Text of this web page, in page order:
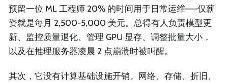
预留一位 ML 工程师 20% 的时间用于日常运维——仅薪
资就是每月 2,500-5,000 美元。总得有人负责模型更
新、监控质量退化、管理 GPU 显存、调整批量大小，
以及在推理服务器凌晨 2 点崩溃时被叫醒。
其次，它没有计算基础设施开销。网络、存储、折旧、